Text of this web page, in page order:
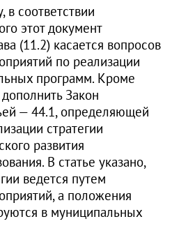
соответствии
этот документ
(11.2) касается вопросов
по реализации
программ. Кроме
Закон
— 44.1, определяющей
стратегии
развития
В статье указано,
ведется путем
а положения
в муниципальных